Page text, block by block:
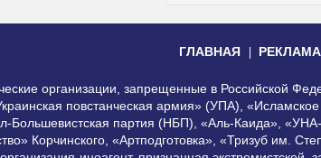
ГЛАВНАЯ
организации, запрещенные в Российской
повстанческая армия» (УПА),
Большевистская партия (НБП), «Аль-Каида»,
Корчинского, «Артподготовка», «Тризуб им.